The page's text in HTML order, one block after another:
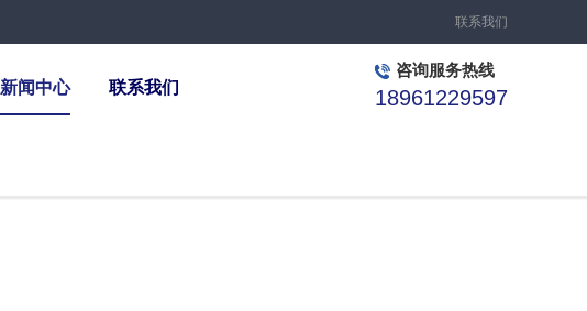
联系我们
新闻中心 联系我们
咨询服务热线
18961229597